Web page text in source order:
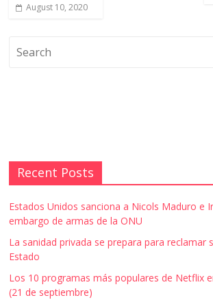
August 10, 2020
Recent Posts
Estados Unidos sanciona a Nicols Maduro e
embargo de armas de la ONU
La sanidad privada se prepara para reclamar
Estado
Los 10 programas más populares de Netflix
(21 de septiembre)